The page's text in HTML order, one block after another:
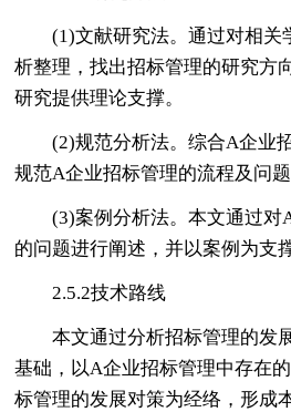
(1)文献研究法。通过对相关
析整理，找出招标管理的研究方
研究提供理论支撑。
(2)规范分析法。综合A企业
规范A企业招标管理的流程及问题
(3)案例分析法。本文通过对
的问题进行阐述，并以案例为支
2.5.2技术路线
本文通过分析招标管理的发
基础，以A企业招标管理中存在
标管理的发展对策为经络，形成